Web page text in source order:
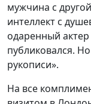
мужчина с
интеллект с
одаренный
публиковался.
рукописи».
На все